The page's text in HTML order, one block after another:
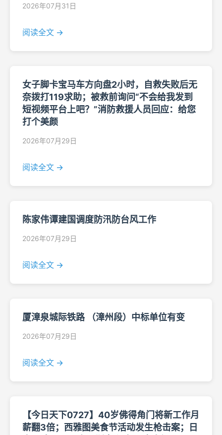
2026年07月31日
阅读全文 →
女子脚卡宝马车方向盘2小时，自救失败后无
奈拨打119求助；被救前询问“不会给我发到
短视频平台上吧？”消防救援人员回应：给您
打个美颜
2026年07月29日
阅读全文 →
陈家伟谭建国调度防汛防台风工作
2026年07月29日
阅读全文 →
厦漳泉城际铁路 （漳州段）中标单位有变
2026年07月29日
阅读全文 →
【今日天下0727】40岁佛得角门将新工作月
薪翻3倍；西雅图美食节活动发生枪击案；日